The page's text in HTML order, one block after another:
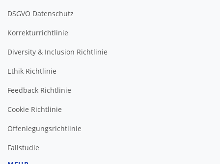
DSGVO Datenschutz
Korrekturrichtlinie
Diversity & Inclusion Richtlinie
Ethik Richtlinie
Feedback Richtlinie
Cookie Richtlinie
Offenlegungsrichtlinie
Fallstudie